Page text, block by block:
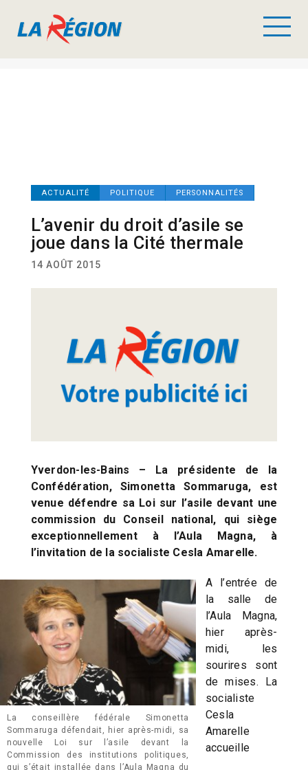
ACTUALITÉ POLITIQUE PERSONNALITÉS
L’avenir du droit d’asile se
joue dans la Cité thermale
14 AOÛT 2015
Yverdon-les-Bains – La présidente de la
Confédération, Simonetta Sommaruga, est
venue défendre sa Loi sur l’asile devant une
commission du Conseil national, qui siège
exceptionnellement à l’Aula Magna, à
l’invitation de la socialiste Cesla Amarelle.
La conseillère fédérale Simonetta
Sommaruga défendait, hier après-midi, sa
nouvelle Loi sur l’asile devant la
Commission des institutions politiques,
qui s’était installée dans l’Aula Magna du
A l’entrée de
la salle de
l’Aula Magna,
hier après-
midi, les
sourires sont
de mises. La
socialiste
Cesla
Amarelle
accueille